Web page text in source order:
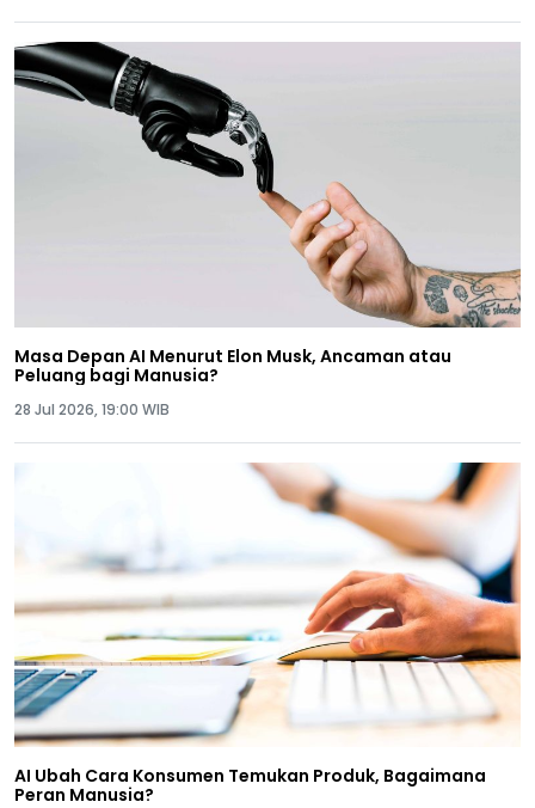
Masa Depan AI Menurut Elon Musk, Ancaman atau
Peluang bagi Manusia?
28 Jul 2026, 19:00 WIB
AI Ubah Cara Konsumen Temukan Produk, Bagaimana
Peran Manusia?